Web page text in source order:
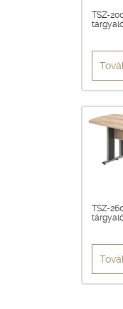
TSZ-
TSZ-